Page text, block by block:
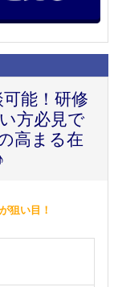
可能！研修
方必見で
高まる在
狙い目！